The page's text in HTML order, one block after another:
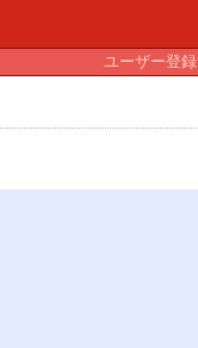
ユーザー登録